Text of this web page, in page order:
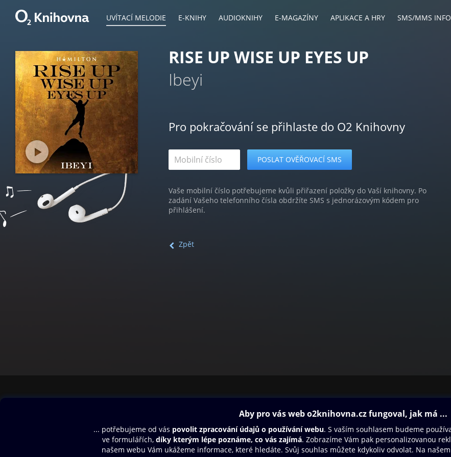
UVÍTACÍ MELODIE E-KNIHY AUDIOKNIHY E-MAGAZÍNY APLIKACE A HRY SMS/MMS INFO
RISE UP WISE UP EYES UP
Ibeyi
Pro pokračování se přihlaste do O2 Knihovny
Vaše mobilní číslo potřebujeme kvůli přiřazení položky do Vaší knihovny. Po
zadání Vašeho telefonního čísla obdržíte SMS s jednorázovým kódem pro
přihlášení.
Zpět
Aplikace a hry
SMS/MMS Info
Blog
Dárkový poukaz
Nápověda
Oneplay Originály
Sport